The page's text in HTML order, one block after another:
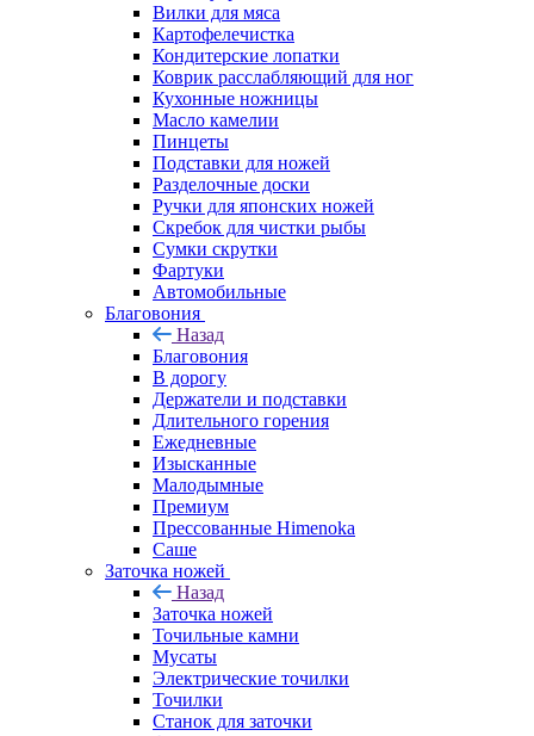
Вилки для мяса
Картофелечистка
Кондитерские лопатки
Коврик расслабляющий для ног
Кухонные ножницы
Масло камелии
Пинцеты
Подставки для ножей
Разделочные доски
Ручки для японских ножей
Скребок для чистки рыбы
Сумки скрутки
Фартуки
Автомобильные
Благовония
Назад
Благовония
В дорогу
Держатели и подставки
Длительного горения
Ежедневные
Изысканные
Малодымные
Премиум
Прессованные Himenoka
Саше
Заточка ножей
Назад
Заточка ножей
Точильные камни
Мусаты
Электрические точилки
Точилки
Станок для заточки